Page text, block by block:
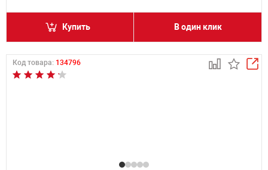
Купить В один клик
Код товара: 134796